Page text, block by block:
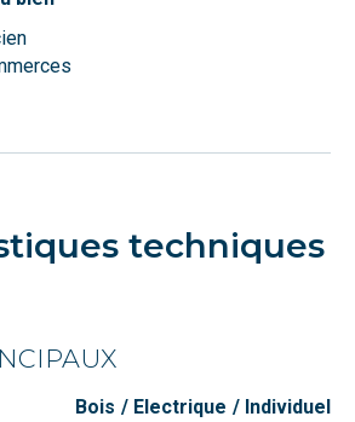
techniques
Bois Electrique Individuel